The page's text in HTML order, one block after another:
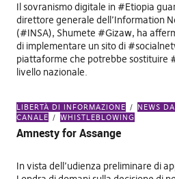
Il sovranismo digitale in #Etiopia
direttore generale dell’Information
(#INSA), Shumete #Gizaw, ha
di implementare un sito di
piattaforme che potrebbe sostituire
livello nazionale.
LIBERTÀ DI INFORMAZIONE
NEWS
CANALE
WHISTLEBLOWING
Amnesty for Assange
In vista dell’udienza preliminare di